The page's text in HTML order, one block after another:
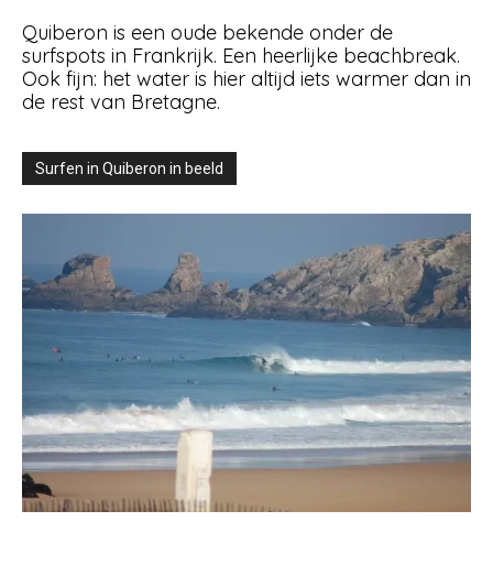
Quiberon is een oude bekende onder de
surfspots in Frankrijk. Een heerlijke beachbreak.
Ook fijn: het water is hier altijd iets warmer dan in
de rest van Bretagne.
Surfen in Quiberon in beeld